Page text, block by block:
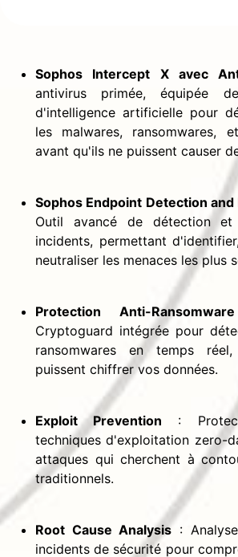
Sophos Intercept X avec
antivirus primée, équipée
d'intelligence artificielle pour
les malwares, ransomwares,
avant qu'ils ne puissent causer
Sophos Endpoint Detection and
Outil avancé de détection
incidents, permettant
neutraliser les menaces les plus
Protection Anti-Ransomware
Cryptoguard intégrée pour
ransomwares en temps
puissent chiffrer vos données.
Exploit Prevention :
techniques d'exploitation zero-
attaques qui cherchent à
traditionnels.
Root Cause Analysis :
incidents de sécurité pour